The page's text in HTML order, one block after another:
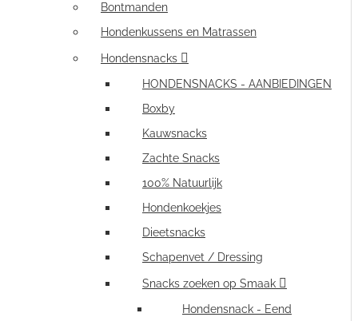
Bontmanden
Hondenkussens en Matrassen
Hondensnacks
HONDENSNACKS - AANBIEDINGEN
Boxby
Kauwsnacks
Zachte Snacks
100% Natuurlijk
Hondenkoekjes
Dieetsnacks
Schapenvet / Dressing
Snacks zoeken op Smaak
Hondensnack - Eend